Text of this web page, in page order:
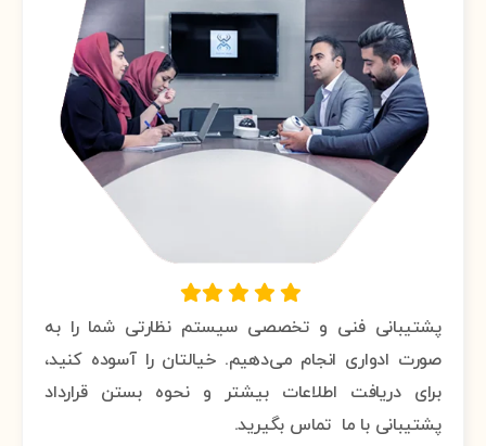
پشتیبانی فنی و تخصصی سیستم نظارتی شما را به
صورت ادواری انجام می‌دهیم. خیالتان را آسوده کنید،
برای دریافت اطلاعات بیشتر و نحوه بستن قرارداد
پشتیبانی با ما تماس بگیرید.